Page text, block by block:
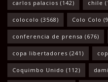
carlos palacios (142) chile
colocolo (3568) Colo Colo
conferencia de prensa (676)
copa libertadores (241)
Coquimbo Unido (112)